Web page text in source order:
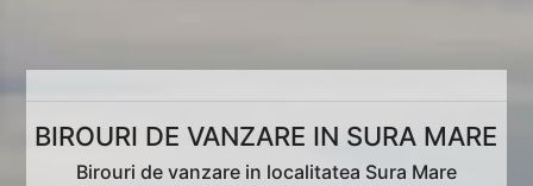
BIROURI DE VANZARE IN SURA MARE
Birouri de vanzare in localitatea Sura Mare